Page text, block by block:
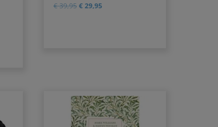
0
€39,95 € 29,95